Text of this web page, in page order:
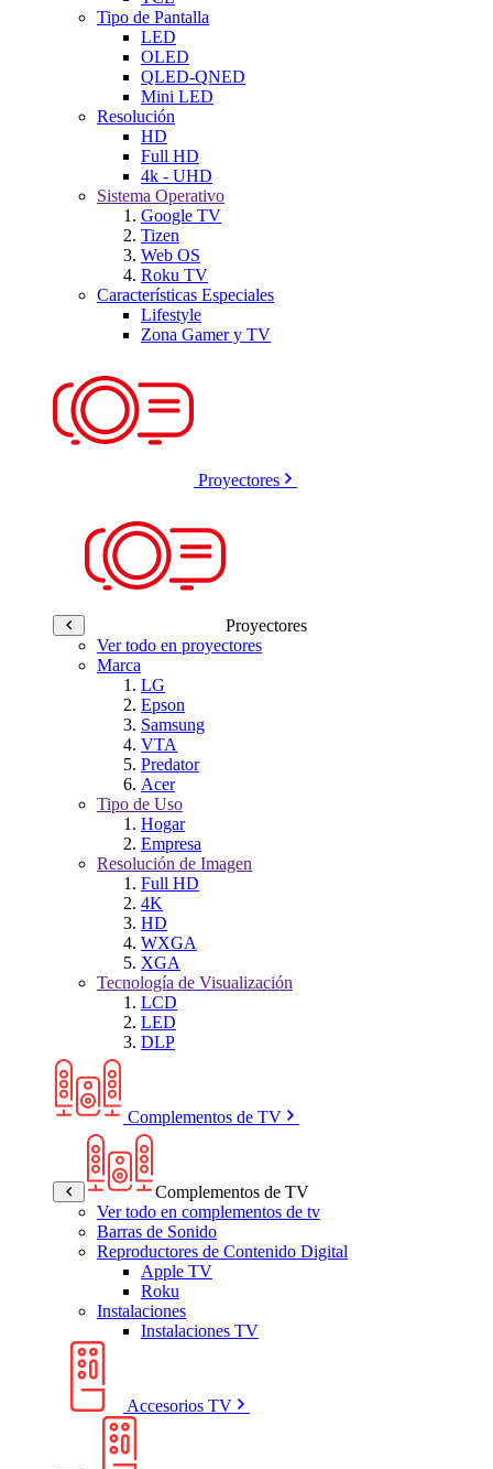
Tipo de Pantalla
LED
OLED
QLED-QNED
Mini LED
Resolución
HD
Full HD
4k - UHD
Sistema Operativo
Google TV
Tizen
Web OS
Roku TV
Características Especiales
Lifestyle
Zona Gamer y TV
Proyectores
Proyectores
Ver todo en proyectores
Marca
LG
Epson
Samsung
VTA
Predator
Acer
Tipo de Uso
Hogar
Empresa
Resolución de Imagen
Full HD
4K
HD
WXGA
XGA
Tecnología de Visualización
LCD
LED
DLP
Complementos de TV
Complementos de TV
Ver todo en complementos de tv
Barras de Sonido
Reproductores de Contenido Digital
Apple TV
Roku
Instalaciones
Instalaciones TV
Accesorios TV